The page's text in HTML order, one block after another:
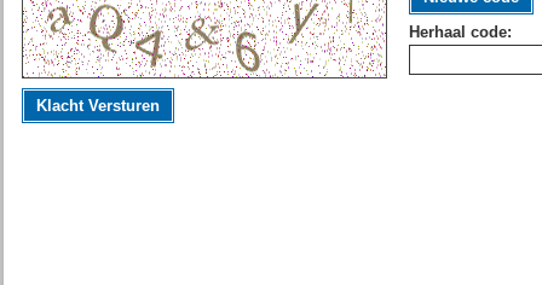
Herhaal code:
Klacht Versturen